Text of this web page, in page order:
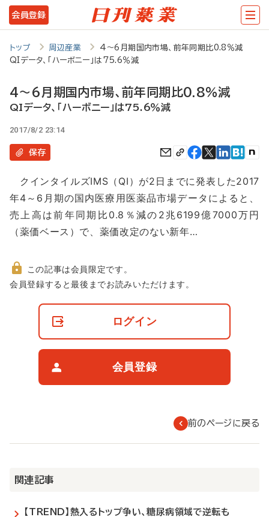
メ
イ
テ
ツ
に
動
会員登録
トップ 周辺産業
4～6月期国内市場、前年同期比0.8％減
QIデータ、「ハーボニー」は75.6％減
4～6月期国内市場、前年同期比0.8％減
QIデータ、「ハーボニー」は75.6％減
2017/8/2 23:14
保存
クインタイルズIMS（QI）が2日までに発表した2017
年4～6月期の国内医療用医薬品市場データによると、
売上高は前年同期比0.8％減の2兆6199億7000万円
（薬価ベース）で、薬価改定のない新年…
非
この記事は会員限定です。
会員登録すると最後までお読みいただけます。
ログイン
会員登録
前のページに戻る
関連記事
【TREND】熱入るトップ争い、糖尿病領域で逆転も